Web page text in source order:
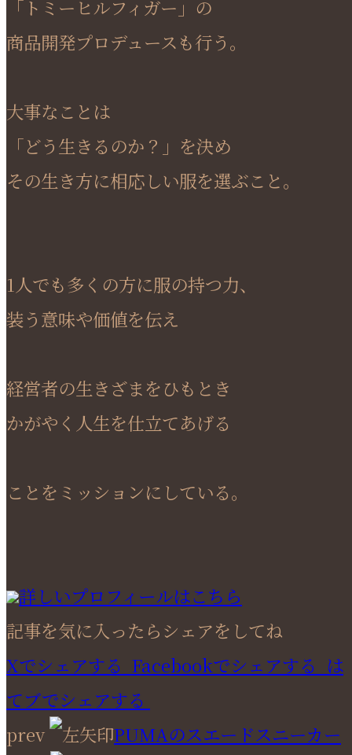
「トミーヒルフィガー」の
商品開発プロデュースも行う。
大事なことは
「どう生きるのか？」を決め
その生き方に相応しい服を選ぶこと。
1人でも多くの方に服の持つ力、
装う意味や価値を伝え
経営者の生きざまをひもとき
かがやく人生を仕立てあげる
ことをミッションにしている。
詳しいプロフィールはこちら
記事を気に入ったらシェアをしてね
Xでシェアする Facebookでシェアする は
てブでシェアする
prev
PUMAのスエードスニーカー